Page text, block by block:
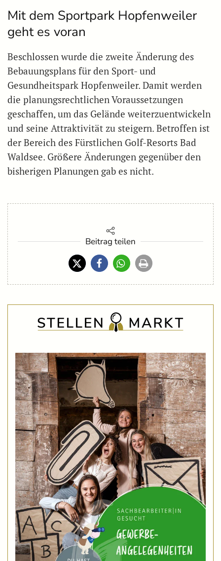
Mit dem Sportpark Hopfenweiler
geht es voran
Beschlossen wurde die zweite Änderung des
Bebauungsplans für den Sport- und
Gesundheitspark Hopfenweiler. Damit werden
die planungsrechtlichen Voraussetzungen
geschaffen, um das Gelände weiterzuentwickeln
und seine Attraktivität zu steigern. Betroffen ist
der Bereich des Fürstlichen Golf-Resorts Bad
Waldsee. Größere Änderungen gegenüber den
bisherigen Planungen gab es nicht.
Beitrag teilen